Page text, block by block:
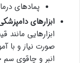
پمادهای
ابزارهای
ابزارهایی
صورت نیاز و با
انبر و چاقوی